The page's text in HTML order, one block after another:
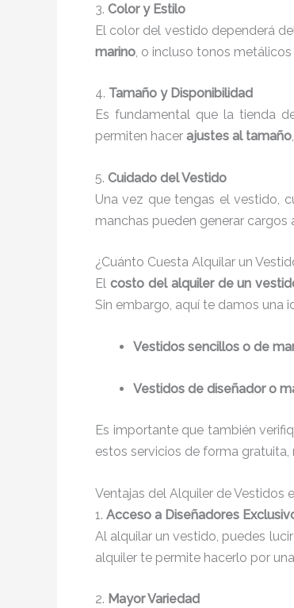
3. Color y Estilo
El color del vestido dependerá
marino , o incluso tonos
4. Tamaño y Disponibilidad
Es fundamental que la tienda
permiten hacer ajustes al tamaño
5. Cuidado del Vestido
Una vez que tengas el vestido,
manchas pueden generar
¿Cuánto Cuesta Alquilar un
El costo del alquiler de un
Sin embargo, aquí te damos una
Vestidos sencillos o de
Vestidos de diseñador o
Es importante que también
estos servicios de forma
Ventajas del Alquiler de Vestidos
1. Acceso a Diseñadores
Al alquilar un vestido, puedes
alquiler te permite hacerlo por
2. Mayor Variedad